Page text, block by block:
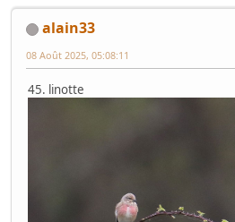
alain33
08 Août 2025, 05:08:11
45. linotte